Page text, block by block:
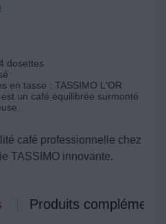
dosettes
en tasse : TASSIMO L'OR
un café équilibrée surmonté
café professionnelle chez
TASSIMO innovante.
Produits